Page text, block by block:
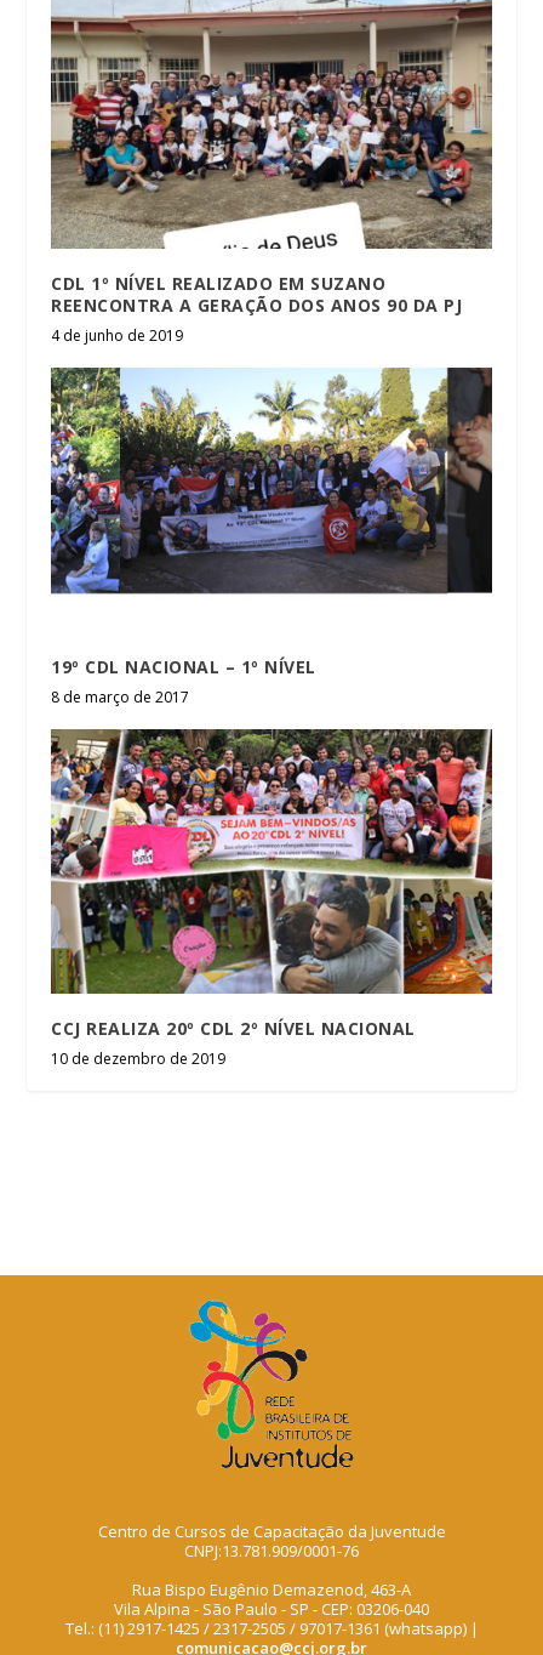
CDL 1º NÍVEL REALIZADO EM SUZANO
REENCONTRA A GERAÇÃO DOS ANOS 90 DA PJ
4 de junho de 2019
19º CDL NACIONAL – 1º NÍVEL
8 de março de 2017
CCJ REALIZA 20º CDL 2º NÍVEL NACIONAL
10 de dezembro de 2019
Centro de Cursos de Capacitação da Juventude
CNPJ:13.781.909/0001-76
Rua Bispo Eugênio Demazenod, 463-A
Vila Alpina - São Paulo - SP - CEP: 03206-040
Tel.: (11) 2917-1425 / 2317-2505 / 97017-1361 (whatsapp) |
comunicacao@ccj.org.br